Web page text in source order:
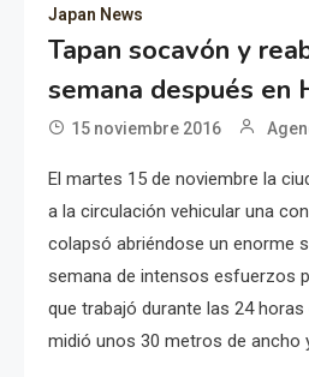
Japan News
Tapan socavón y
semana después en
15 noviembre 2016
El martes 15 de noviembre la
a la circulación vehicular una
colapsó abriéndose un enorme
semana de intensos esfuerzos
que trabajó durante las 24 horas
midió unos 30 metros de ancho